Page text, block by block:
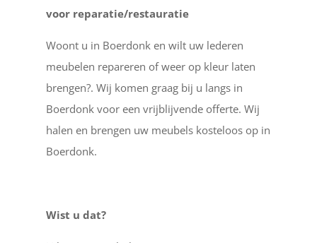
voor reparatie/restauratie
Woont u in Boerdonk en wilt uw lederen
meubelen repareren of weer op kleur laten
brengen?. Wij komen graag bij u langs in
Boerdonk voor een vrijblijvende offerte. Wij
halen en brengen uw meubels kosteloos op in
Boerdonk.
Wist u dat?